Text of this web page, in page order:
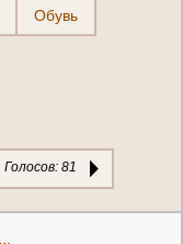
Обувь
Голосов: 81